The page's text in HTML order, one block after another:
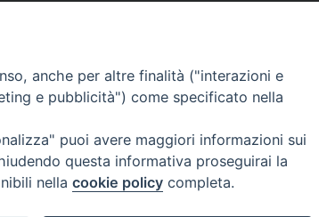
70014 CONVERSANO
E-mail:
anche per altre finalità ("interazioni e
e pubblicità") come specificato nella
puoi avere maggiori informazioni sui
questa informativa proseguirai la
nella cookie policy completa.